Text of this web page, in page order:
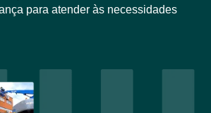
para atender às necessidades